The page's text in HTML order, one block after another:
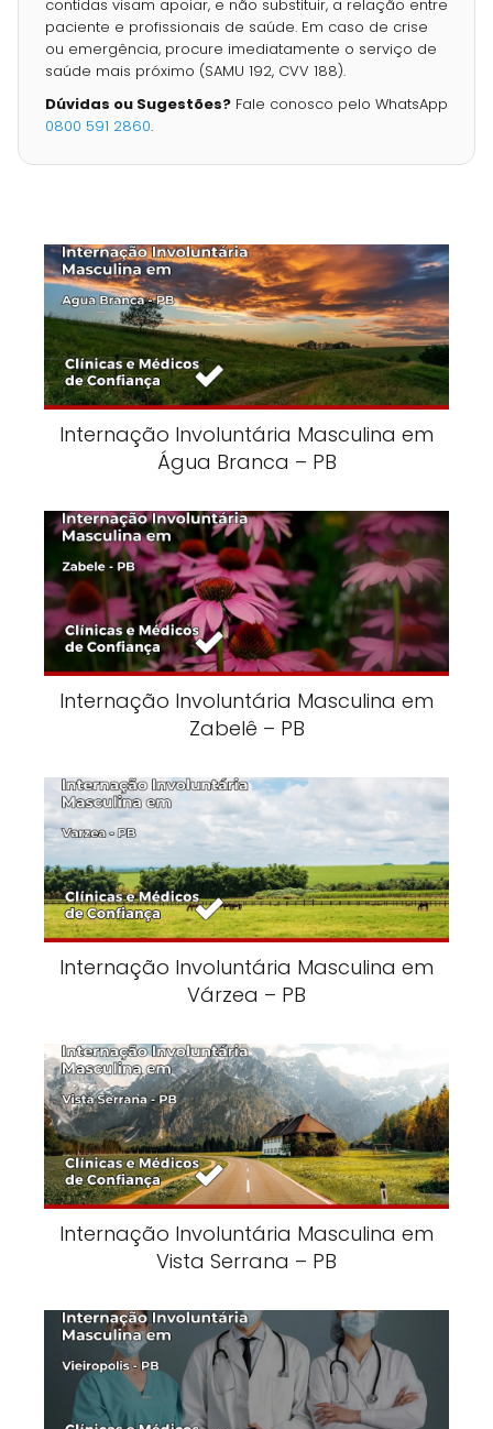
contidas visam apoiar, e não substituir, a relação entre
paciente e profissionais de saúde. Em caso de crise
ou emergência, procure imediatamente o serviço de
saúde mais próximo (SAMU 192, CVV 188).
Dúvidas ou Sugestões? Fale conosco pelo WhatsApp
0800 591 2860.
Internação Involuntária Masculina em
Água Branca – PB
Internação Involuntária Masculina em
Zabelê – PB
Internação Involuntária Masculina em
Várzea – PB
Internação Involuntária Masculina em
Vista Serrana – PB